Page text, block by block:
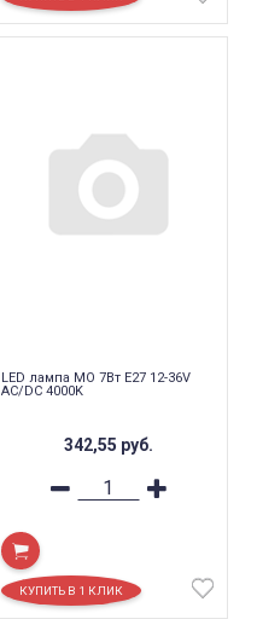
LED лампа МО 7Вт Е27 12-36V
AC/DC 4000K
342,55 руб.